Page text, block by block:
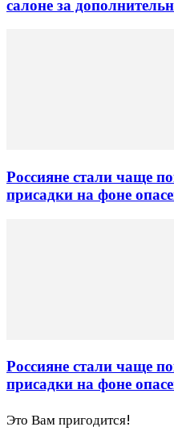
салоне за
Россияне стали чаще
присадки на фоне
Россияне стали чаще
присадки на фоне
Это Вам пригодится!